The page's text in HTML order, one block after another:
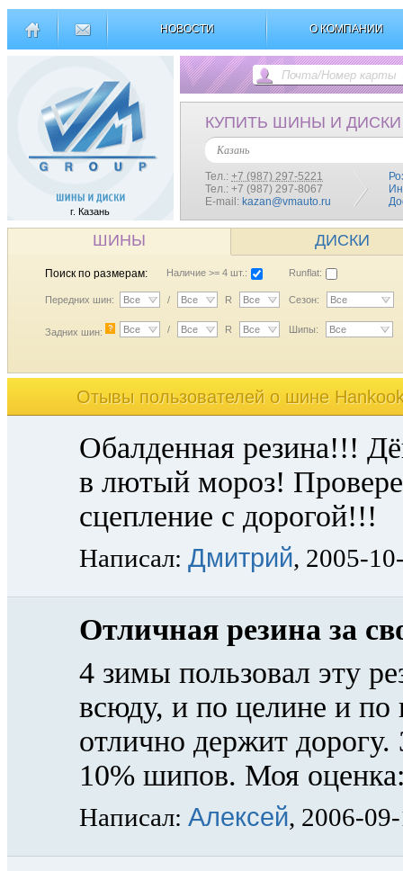
НОВОСТИ О КОМПАНИИ
г. Казань
КУПИТЬ ШИНЫ И ДИСКИ
Казань
Тел.: +7 (987) 297-5221
Тел.: +7 (987) 297-8067
E-mail: kazan@vmauto.ru
ШИНЫ ДИСКИ
Поиск по размерам: Наличие >= 4 шт.: Runflat:
Передних шин: Все / Все R Все Сезон: Все
Задних шин: ? Все / Все R Все Шипы: Все
Отывы пользователей o шине
Обалденная резина!!!
в лютый мороз!
сцепление с дорогой!!!
Написал: Дмитрий, 2005-
Отличная резина за
4 зимы пользовал эту
всюду, и по целине и по
отлично держит дорогу.
10% шипов. Моя
Написал: Алексей, 2006-